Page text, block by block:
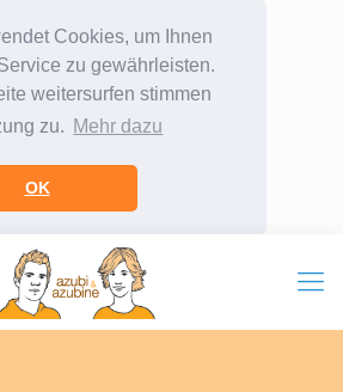
Cookies, um Ihnen
zu gewährleisten.
weitersurfen stimmen
zu. Mehr dazu
OK